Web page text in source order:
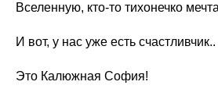
Вселенную, кто-то тихонечко
И вот, у нас уже есть счастливчик..
Это Калюжная София!